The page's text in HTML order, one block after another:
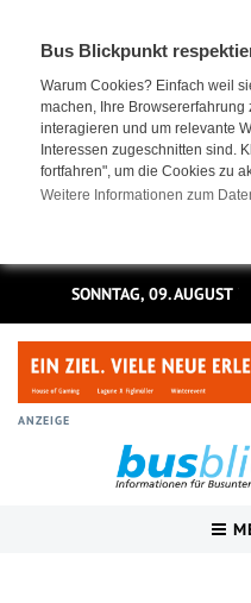
Bus Blickpunkt
Warum Cookies? Einfach weil
machen, Ihre Browsererfahrung
interagieren und um relevante
Interessen zugeschnitten sind.
fortfahren", um die Cookies zu
Weitere Informationen zum
SONNTAG, 09. AUGUST
ANZEIGE